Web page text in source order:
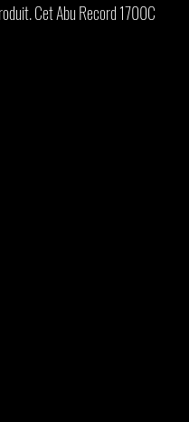
Cet Abu Record 1700C